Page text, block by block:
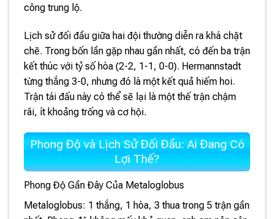
công trung lộ.
Lịch sử đối đầu giữa hai đội thường diễn ra khá chặt
chẽ. Trong bốn lần gặp nhau gần nhất, có đến ba trận
kết thúc với tỷ số hòa (2-2, 1-1, 0-0). Hermannstadt
từng thắng 3-0, nhưng đó là một kết quả hiếm hoi.
Trận tái đấu này có thể sẽ lại là một thế trận chậm
rãi, ít khoảng trống và cơ hội.
Phong Độ và Lịch Sử Đối Đầu: Ai Đang Có
Lợi Thế?
Phong Độ Gần Đây Của Metaloglobus
Metaloglobus: 1 thắng, 1 hòa, 3 thua trong 5 trận gần